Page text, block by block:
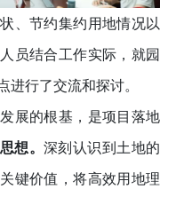
节约集约用地情况以
员结合工作实际，就园
进行了交流和探讨。
的根基，是项目落地
想。 深刻认识到土地的
键价值，将高效用地理